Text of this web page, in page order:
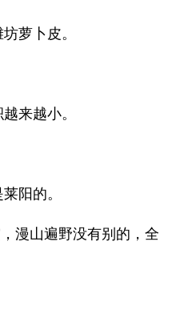
萝卜皮。
来越小。
阳的。
漫山遍野没有别的，全